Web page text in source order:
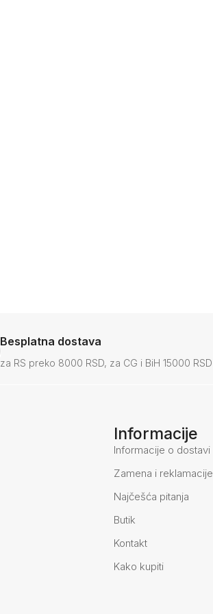
Besplatna dostava
za RS preko 8000 RSD, za CG i BiH 15000 RSD
Informacije
Informacije o dostavi
Zamena i reklamacije
Najčešća pitanja
Butik
Kontakt
Kako kupiti